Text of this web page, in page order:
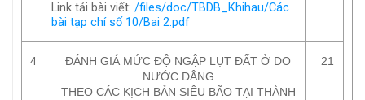
Link tải bài viết: /files/doc/TBDB_Khihau/Các
bài tạp chí số 10/Bai 2.pdf
4
ĐÁNH GIÁ MỨC ĐỘ NGẬP LỤT ĐẤT Ở DO
NƯỚC DÂNG
THEO CÁC KỊCH BẢN SIÊU BÃO TẠI THÀNH
21